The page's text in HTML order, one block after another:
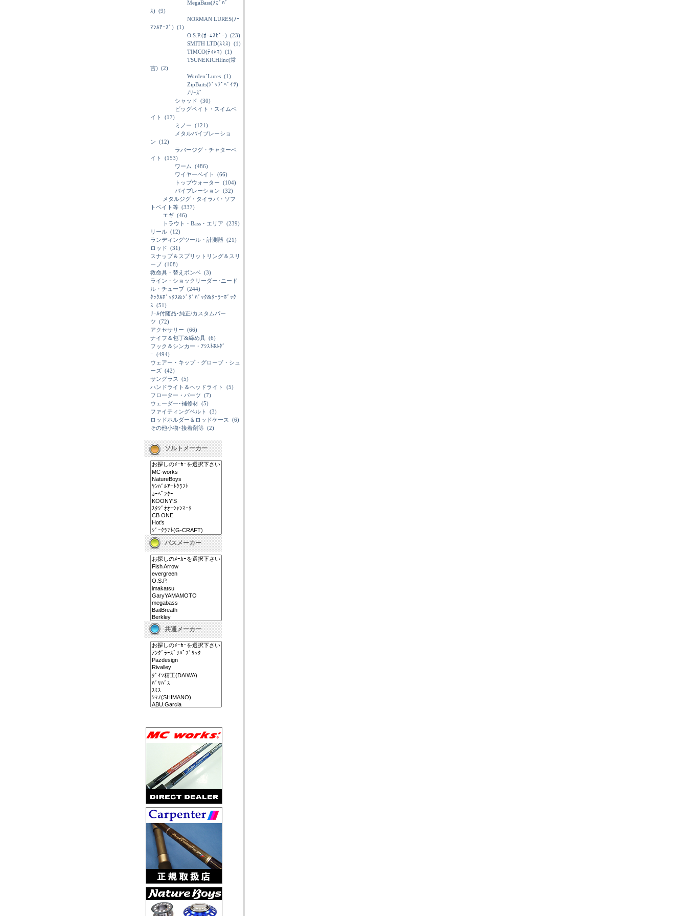
MegaBass(ﾒｶﾞﾊﾞ
ｽ) (9)
NORMAN LURES(ﾉｰ
ﾏﾝﾙｱｰｽﾞ) (1)
O.S.P.(ｵｰｴｽﾋﾟｰ) (23)
SMITH LTD(ｽﾐｽ) (1)
TIMCO(ﾃｨﾑｺ) (1)
TSUNEKICHIinc(常
吉) (2)
Worden`Lures (1)
ZipBaits(ｼﾞｯﾌﾟﾍﾞｲﾂ)
ﾉﾘｰｽﾞ
シャッド (30)
ビッグベイト・スイムベ
イト
(17)
ミノー (121)
メタルバイブレーショ
ン (12)
ラバージグ・チャターベ
イト
(153)
ワーム (486)
ワイヤーベイト
(66)
トップウォーター (104)
バイブレーション (32)
メタルジグ・タイラバ・ソフ
トベイト等 (337)
エギ (46)
トラウト・Bass・エリア (239)
リール (12)
ランディングツール・計測器 (21)
ロッド (31)
スナップ＆スプリットリング＆スリ
ーブ (108)
救命具・替えボンベ (3)
ライン・ショックリーダー･ニード
ル・チューブ (244)
ﾀｯｸﾙﾎﾞｯｸｽ&ｼﾞｸﾞﾊﾞｯｸ&ｸｰﾗｰﾎﾞｯｸ
ｽ (51)
ﾘｰﾙ付随品･純正/カスタムパー
ツ (72)
アクセサリー (66)
ナイフ＆包丁&締め具 (6)
フック＆シンカー・ｱｼｽﾄﾎﾙﾀﾞ
ｰ (494)
ウェアー・キップ・グローブ・シュ
ーズ (42)
サングラス
(5)
ハンドライト＆ヘッドライト
(5)
フローター・パーツ (7)
ウェーダー･補修材 (5)
ファイティングベルト
(3)
ロッドホルダー＆ロッドケース
(6)
その他小物･接着剤等 (2)
ソルトメーカー
バスメーカー
共通メーカー